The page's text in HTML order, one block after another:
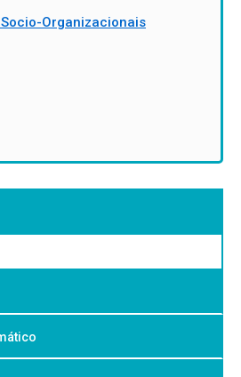
Organizacionais